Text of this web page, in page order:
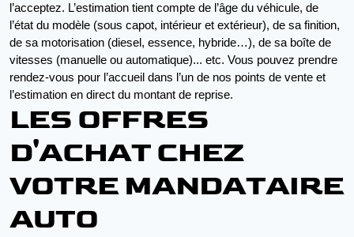
l’acceptez. L’estimation tient compte de l’âge du véhicule, de
l’état du modèle (sous capot, intérieur et extérieur), de sa finition,
de sa motorisation (diesel, essence, hybride…), de sa boîte de
vitesses (manuelle ou automatique)... etc. Vous pouvez prendre
rendez-vous pour l’accueil dans l’un de nos points de vente et
l’estimation en direct du montant de reprise.
LES OFFRES
D'ACHAT CHEZ
VOTRE MANDATAIRE
AUTO